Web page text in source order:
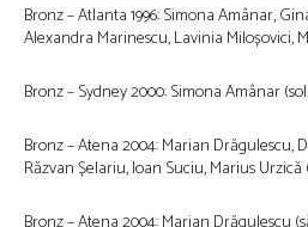
Bronz – Atlanta 1996: Simona Amânar,
Alexandra Marinescu, Lavinia Miloșovici,
Bronz – Sydney 2000: Simona Amânar
Bronz – Atena 2004: Marian Drăgulescu,
Răzvan Șelariu, Ioan Suciu, Marius Urzică